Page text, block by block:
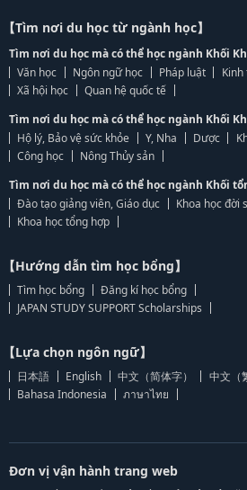
【Tìm nơi du học từ ngành học】
Tìm nơi du học mà có thể học ngành Khối
Văn học
Ngôn ngữ học Pháp luật
Xã hội học
Quan hệ quốc tế
Tìm nơi du học mà có thể học ngành Khối
Hộ lý, Bảo vệ sức khỏe
Y, Nha Dược
Công học
Nông Thủy sản
Tìm nơi du học mà có thể học ngành Khối
Đào tạo giảng viên, Giáo dục
Khoa học đời
Khoa học tổng hợp
【Hướng dẫn tìm học bổng】
Tìm học bổng
Đăng kí học bổng
JAPAN STUDY SUPPORT Scholarships
【Lựa chọn ngôn ngữ】
日本語 English 中文（简体字） 中文（
Bahasa Indonesia
ภาษาไทย
Đơn vị vận hành trang web